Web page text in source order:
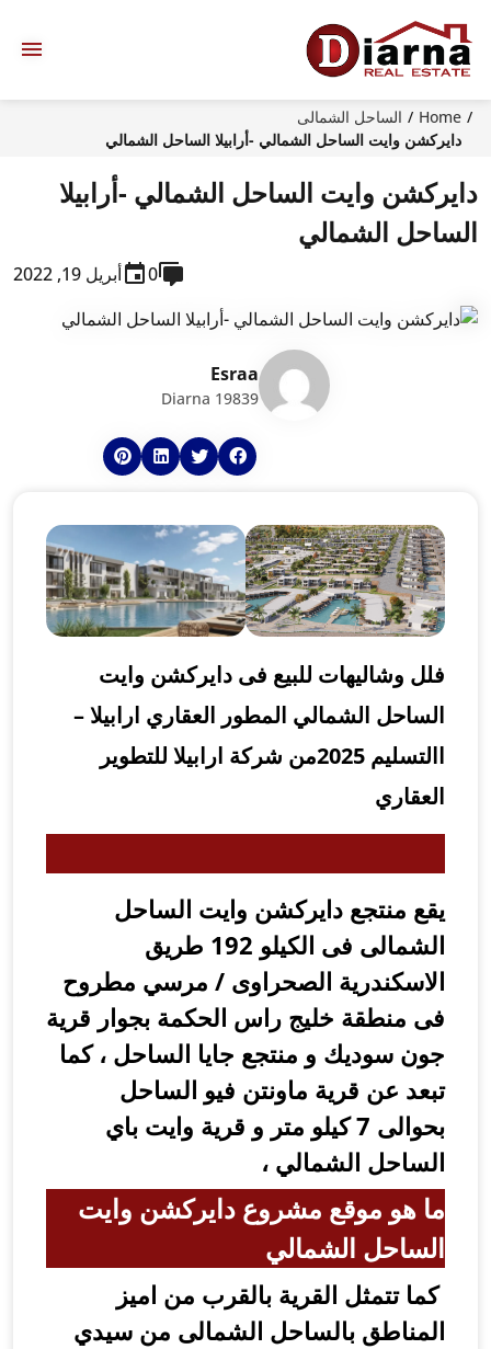
الساحل الشمالى
وايت الساحل الشمالي -أرابيلا الساحل الشمالي
وايت الساحل الشمالي -أرابيلا
الشمالي
أبريل 19, 2022
Esraa
Diarna 19839
وشاليهات للبيع فى دايركشن وايت
الشمالي المطور العقاري ارابيلا –
االتسليم 2025من شركة ارابيلا للتطوير
منتجع دايركشن وايت الساحل
الشمالى فى الكيلو 192 طريق
الصحراوى / مرسي مطروح
منطقة خليج راس الحكمة بجوار قرية
سوديك و منتجع جايا الساحل ، كما
عن قرية ماونتن فيو الساحل
بحوالى 7 كيلو متر و قرية وايت باي
الشمالي ،
هو موقع مشروع دايركشن وايت
الشمالي
تتمثل القرية بالقرب من اميز
بالساحل الشمالى من سيدي